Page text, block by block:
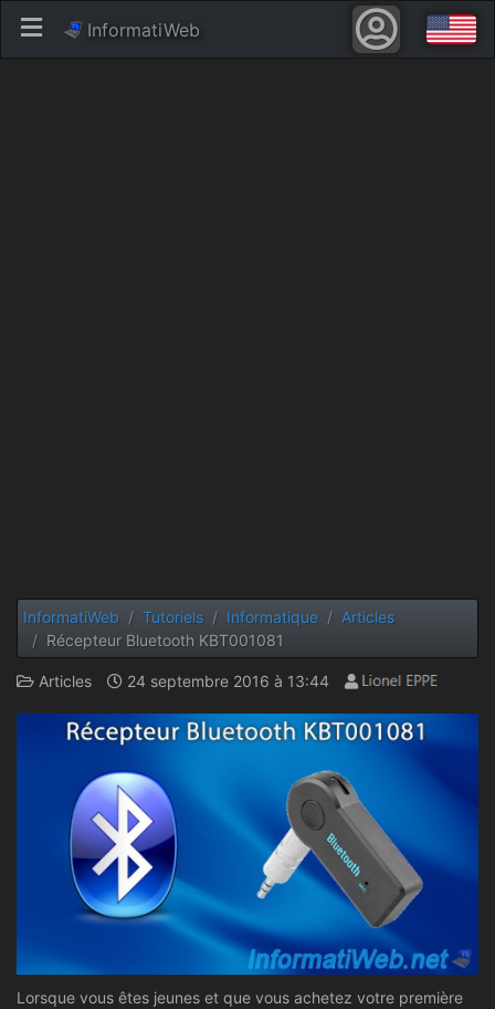
InformatiWeb
InformatiWeb Tutoriels Informatique
Articles
Récepteur Bluetooth KBT001081
Articles 24 septembre 2016 à 13:44
Lorsque vous êtes jeunes et que vous achetez votre première